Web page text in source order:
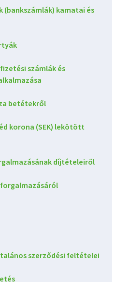
(bankszámlák) kamatai és
számlák és
betétekről
korona (SEK) lekötött
díjtételeiről
szerződési feltételei